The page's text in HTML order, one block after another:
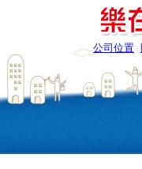
公司位置